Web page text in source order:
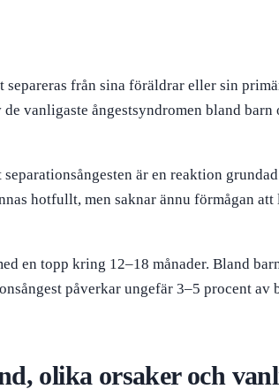
från sina föräldrar eller sin
vanligaste ångestsyndromen bland
är en reaktion
hotfullt, men saknar ännu förmågan
en topp kring 12–18 månader. Bland
påverkar ungefär 3–5 procent
olika orsaker och